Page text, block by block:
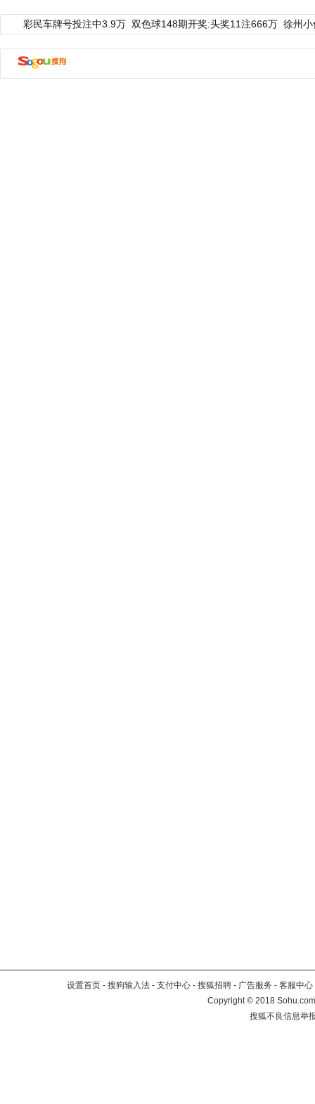
彩民车牌号投注中3.9万 双色球148期开奖:头奖11注666万 徐州
设置首页 - 搜狗输入法 - 支付中心 - 搜狐招聘 - 广告服务 - 客服中心
Copyright©2018
搜狐不良信息举